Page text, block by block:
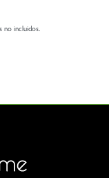
no incluidos.